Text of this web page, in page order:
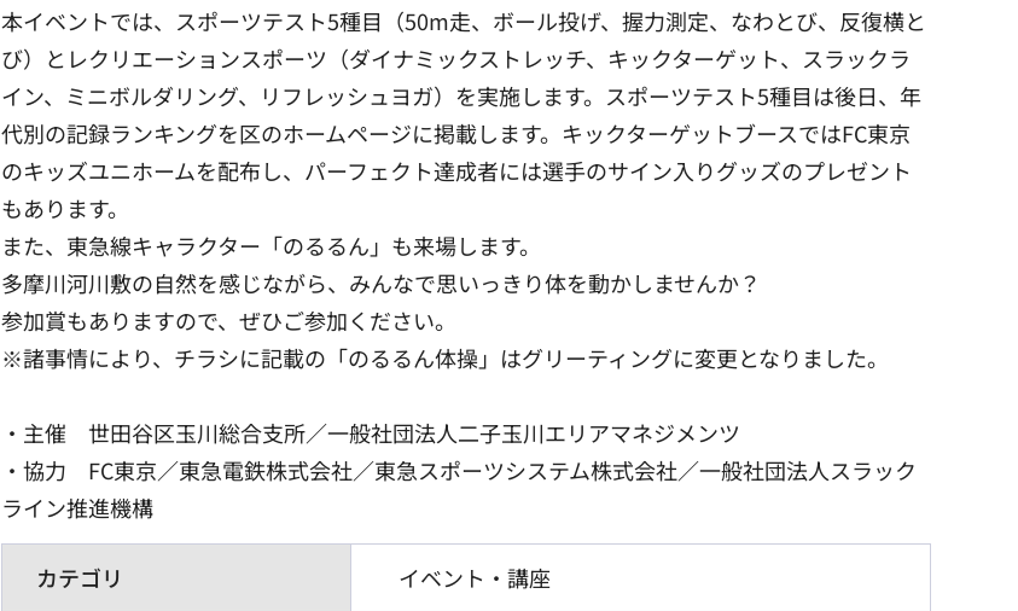
本イベントでは、スポーツテスト5種目（50m走、ボール投げ、握力測定、なわとび、反復横と
び）とレクリエーションスポーツ（ダイナミックストレッチ、キックターゲット、スラックラ
イン、ミニボルダリング、リフレッシュヨガ）を実施します。スポーツテスト5種目は後日、年
代別の記録ランキングを区のホームページに掲載します。キックターゲットブースではFC東京
のキッズユニホームを配布し、パーフェクト達成者には選手のサイン入りグッズのプレゼント
もあります。
また、東急線キャラクター「のるるん」も来場します。
多摩川河川敷の自然を感じながら、みんなで思いっきり体を動かしませんか？
参加賞もありますので、ぜひご参加ください。
※諸事情により、チラシに記載の「のるるん体操」はグリーティングに変更となりました。
・主催 世田谷区玉川総合支所／一般社団法人二子玉川エリアマネジメンツ
・協力 FC東京／東急電鉄株式会社／東急スポーツシステム株式会社／一般社団法人スラック
ライン推進機構
カテゴリ イベント・講座